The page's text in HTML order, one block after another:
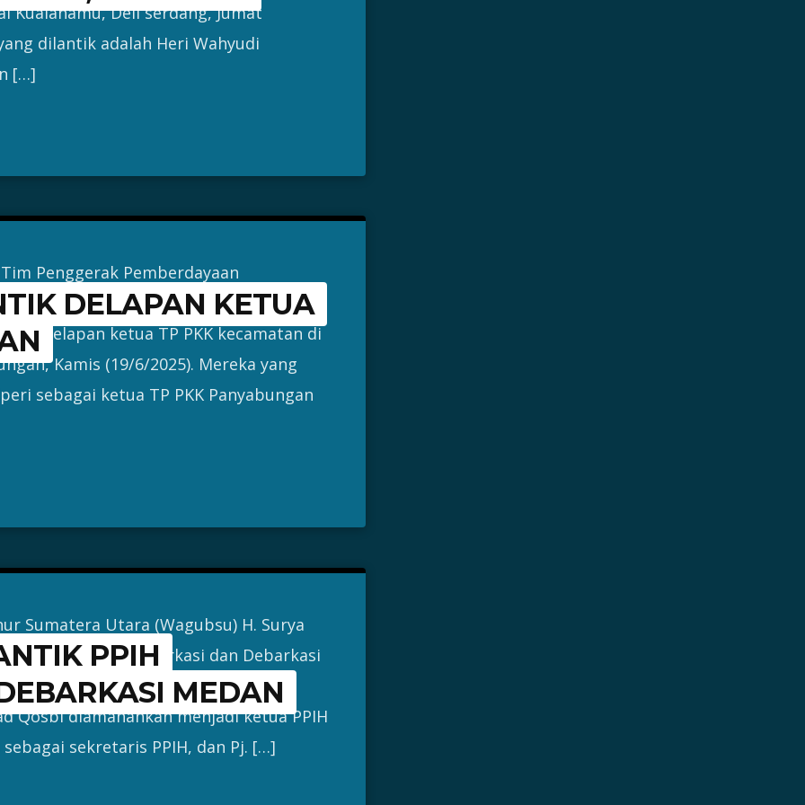
Kualanamu, Deli serdang, Jumat
dilantik adalah Heri Wahyudi
[…]
DELAPAN KETUA
Penggerak Pemberdayaan
Natal (TP PKK Madina) Ny.
delapan ketua TP PKK kecamatan di
Kamis (19/6/2025). Mereka yang
sebagai ketua TP PKK Panyabungan
PPIH
MEDAN
Sumatera Utara (Wagubsu) H. Surya
Haji (PPIH) Embarkasi dan Debarkasi
(22/4/2025). Kepala Kantor Wilayah
Qosbi diamanahkan menjadi ketua PPIH
sekretaris PPIH, dan Pj. […]